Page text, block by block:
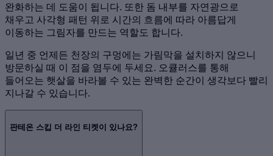
완화하는 데 도움이 됩니다. 또한 돔 내부를 자연광으로
채우고 사각형 패턴 위로 시간의 흐름에 따라 아름답게
이동하는 그림자를 만드는 역할도 합니다.
일년 중 언제든 천장의 구멍에는 가림막을 설치하지 않으니
방문하실 때 이 점을 염두에 두세요. 오큘러스를 통해
들어오는 햇살을 바라볼 수 있는 완벽한 순간이 생각보다 빨리
지나갈 수 있습니다.
판테온 스킵 더 라인 티켓이 있나요?